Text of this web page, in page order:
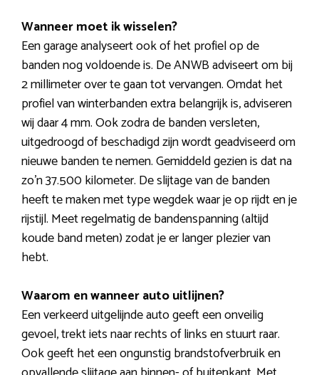
Wanneer moet ik wisselen?
Een garage analyseert ook of het profiel op de
banden nog voldoende is. De ANWB adviseert om bij
2 millimeter over te gaan tot vervangen. Omdat het
profiel van winterbanden extra belangrijk is, adviseren
wij daar 4 mm. Ook zodra de banden versleten,
uitgedroogd of beschadigd zijn wordt geadviseerd om
nieuwe banden te nemen. Gemiddeld gezien is dat na
zo’n 37.500 kilometer. De slijtage van de banden
heeft te maken met type wegdek waar je op rijdt en je
rijstijl. Meet regelmatig de bandenspanning (altijd
koude band meten) zodat je er langer plezier van
hebt.
Waarom en wanneer auto uitlijnen?
Een verkeerd uitgelijnde auto geeft een onveilig
gevoel, trekt iets naar rechts of links en stuurt raar.
Ook geeft het een ongunstig brandstofverbruik en